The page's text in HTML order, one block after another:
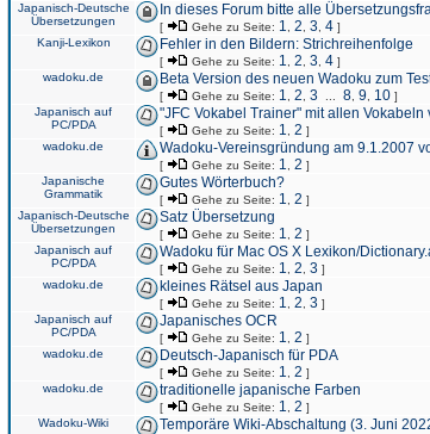
Japanisch-Deutsche
Übersetzungen
In dieses Forum bitte alle
[ Gehe zu Seite: 1 2 3 4 ]
Kanji-Lexikon Fehler in den Bildern: Strichreihenfolge
[ Gehe zu Seite: 1 2 3 4 ]
wadoku.de Beta Version des neuen Wadoku zum
[ Gehe zu Seite: 1 2 3 8 9 10 ]
Japanisch auf
PC/PDA
"JFC Vokabel Trainer" mit allen
[ Gehe zu Seite: 1 2 ]
wadoku.de Wadoku-Vereinsgründung am 9.1.2007
[ Gehe zu Seite: 1 2 ]
Japanische
Grammatik
Gutes Wörterbuch?
[ Gehe zu Seite: 1 2 ]
Japanisch-Deutsche
Übersetzungen
Satz Übersetzung
[ Gehe zu Seite: 1 2 ]
Japanisch auf
PC/PDA
Wadoku für Mac OS X Lexikon/
[ Gehe zu Seite: 1 2 3 ]
wadoku.de kleines Rätsel aus Japan
[ Gehe zu Seite: 1 2 3 ]
Japanisch auf
PC/PDA
Japanisches OCR
[ Gehe zu Seite: 1 2 ]
wadoku.de Deutsch-Japanisch für PDA
[ Gehe zu Seite: 1 2 ]
wadoku.de traditionelle japanische Farben
[ Gehe zu Seite: 1 2 ]
Wadoku-Wiki Temporäre Wiki-Abschaltung (3. Juni